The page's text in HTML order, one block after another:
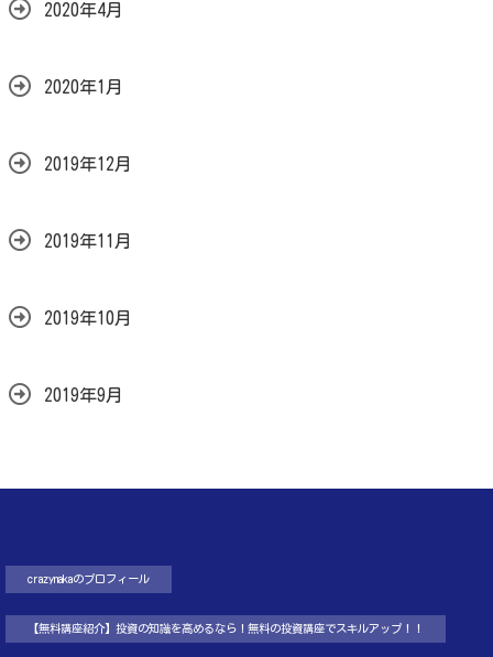
2020年4月
2020年1月
2019年12月
2019年11月
2019年10月
2019年9月
crazynakaのプロフィール
【無料講座紹介】投資の知識を高めるなら！無料の投資講座でスキルアップ！！